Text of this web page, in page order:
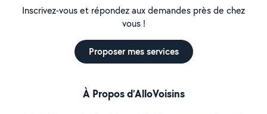
Inscrivez-vous et répondez aux demandes près de chez
vous !
Proposer mes services
À Propos d’AlloVoisins